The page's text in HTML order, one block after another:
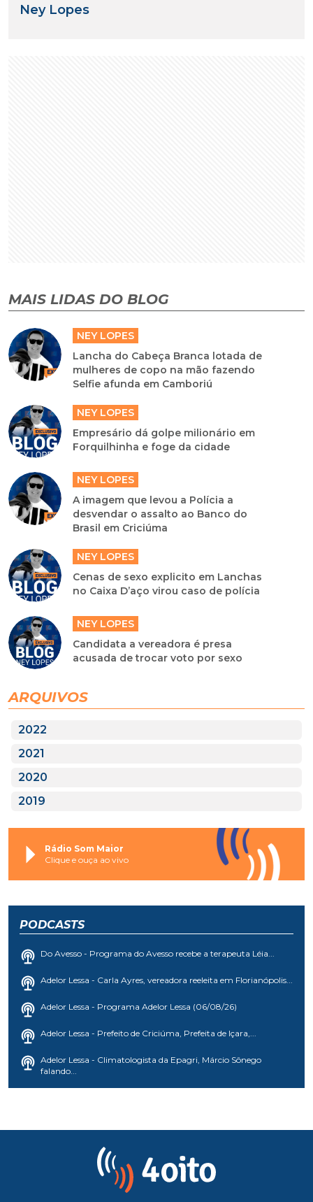
Ney Lopes
MAIS LIDAS DO BLOG
NEY LOPES
Lancha do Cabeça Branca lotada de
mulheres de copo na mão fazendo
Selfie afunda em Camboriú
NEY LOPES
Empresário dá golpe milionário em
Forquilhinha e foge da cidade
NEY LOPES
A imagem que levou a Polícia a
desvendar o assalto ao Banco do
Brasil em Criciúma
NEY LOPES
Cenas de sexo explicito em Lanchas
no Caixa D’aço virou caso de polícia
NEY LOPES
Candidata a vereadora é presa
acusada de trocar voto por sexo
ARQUIVOS
2022
2021
2020
2019
Rádio Som Maior
Clique e ouça ao vivo
PODCASTS
Do Avesso - Programa do Avesso recebe a terapeuta Léia...
Adelor Lessa - Carla Ayres, vereadora reeleita em Florianópolis...
Adelor Lessa - Programa Adelor Lessa (06/08/26)
Adelor Lessa - Prefeito de Criciúma, Prefeita de Içara,...
Adelor Lessa - Climatologista da Epagri, Márcio Sônego
falando...